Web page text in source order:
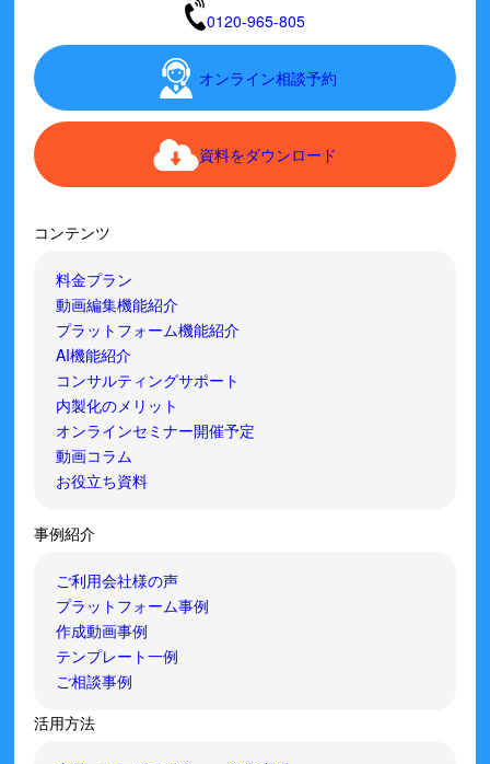
0120-965-805
オンライン相談予約
資料をダウンロード
コンテンツ
料金プラン
動画編集機能紹介
プラットフォーム機能紹介
AI機能紹介
コンサルティングサポート
内製化のメリット
オンラインセミナー開催予定
動画コラム
お役立ち資料
事例紹介
ご利用会社様の声
プラットフォーム事例
作成動画事例
テンプレート一例
ご相談事例
活用方法